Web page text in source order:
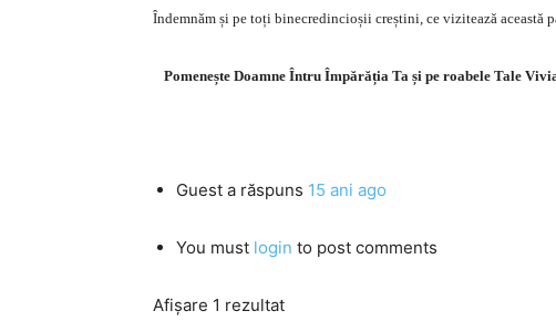
Îndemnăm și pe toți binecredincioșii creștini, ce vizitează această
Pomenește Doamne Întru Împărăția Ta și pe roabele Tale
Guest a răspuns 15 ani ago
You must login to post comments
Afișare 1 rezultat